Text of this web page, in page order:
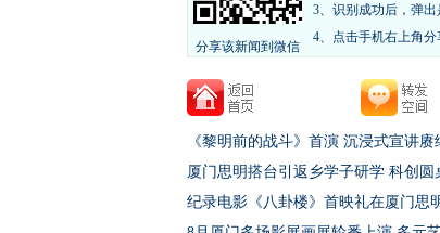
分享该新闻到微信
3、识别成功后，弹出
4、点击手机右上角分
《黎明前的战斗》首演 沉浸式宣讲
厦门思明搭台引返乡学子研学 科创
纪录电影《八卦楼》首映礼在厦门思